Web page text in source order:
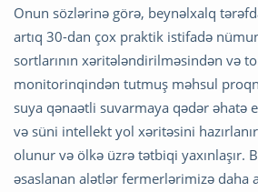
Onun sözlərinə görə, beynəlxalq
artıq 30-dan çox praktik istifadə
sortlarının xəritələndirilməsindən və
monitorinqindən tutmuş məhsul
suya qənaətli suvarmaya qədər əhatə
və süni intellekt yol xəritəsini
olunur və ölkə üzrə tətbiqi yaxınlaşır.
əsaslanan alətlər fermerlərimizə daha